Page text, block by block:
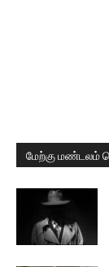
மேற்கு மண்டலம்